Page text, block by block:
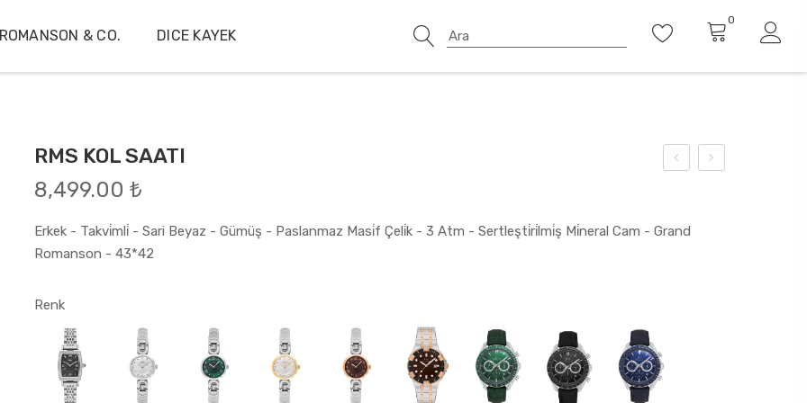
& CO. DICE KAYEK
0
RMS KOL SAATI
8,499.00 ₺
Erkek - Takvi̇mli̇ - Sari Beyaz - Gümüş - Paslanmaz Masi̇f Çeli̇k - 3 Atm - Sertleşti̇ri̇lmi̇ş Mi̇neral Cam - Grand
Romanson - 43*42
Renk